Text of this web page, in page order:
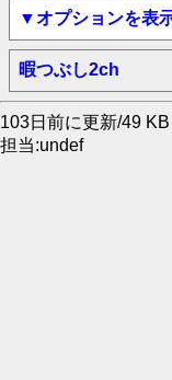
▼オプションを表
暇つぶし2ch
103日前に更新/49 KB
担当:undef